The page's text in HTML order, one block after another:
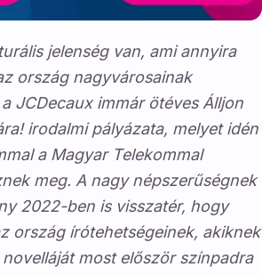
jelenség van, ami annyira
ország nagyvárosainak
JCDecaux immár ötéves Álljon
irodalmi pályázata, melyet idén
a Magyar Telekommal
meg. A nagy népszerűségnek
2022-ben is visszatér, hogy
ország írótehetségeinek, akiknek
most először színpadra